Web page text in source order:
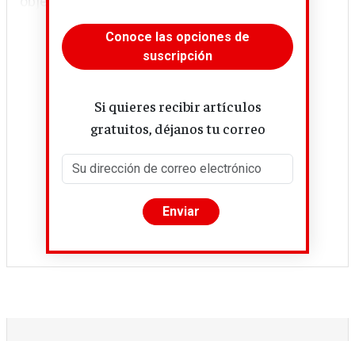
Conoce las opciones de
suscripción
Si quieres recibir artículos
gratuitos, déjanos tu correo